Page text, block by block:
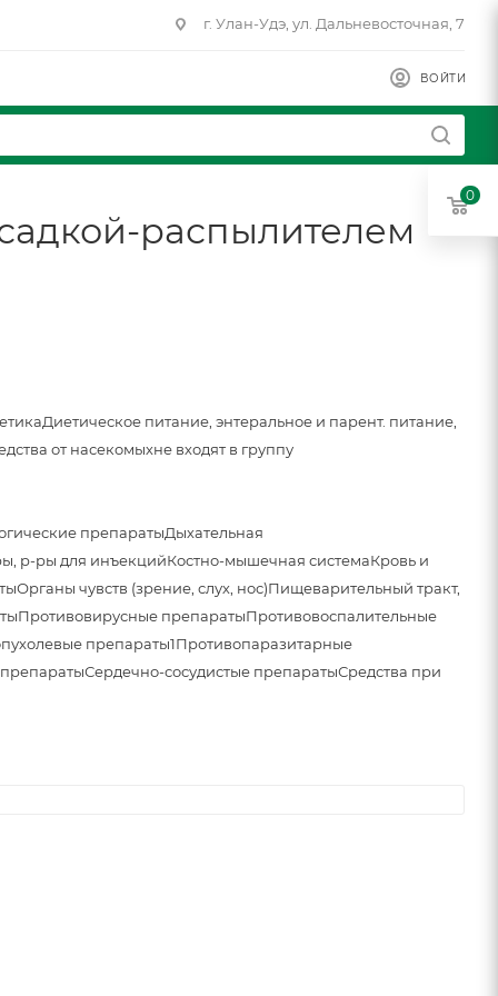
г. Улан-Удэ, ул. Дальневосточная, 7
ВОЙТИ
распылителем
Диетическое питание, энтеральное и парент. питание,
от насекомыхне входят в группу
препаратыДыхательная
р-ры для инъекцийКостно-мышечная системаКровь и
Органы чувств (зрение, слух, нос)Пищеварительный тракт,
Противовирусные препаратыПротивовоспалительные
препараты1Противопаразитарные
Сердечно-сосудистые препаратыСредства при
0